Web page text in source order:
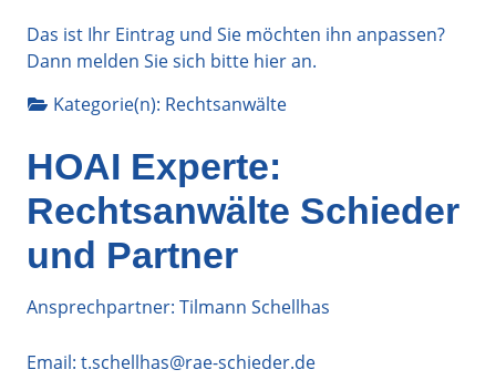
Das ist Ihr Eintrag und Sie möchten ihn anpassen?
Dann melden Sie sich bitte hieran.
Kategorie(n): Rechtsanwälte
HOAI Experte:
Rechtsanwälte Schieder
und Partner
Ansprechpartner: Tilmann Schellhas
Email: t.schellhas@rae-schieder.de